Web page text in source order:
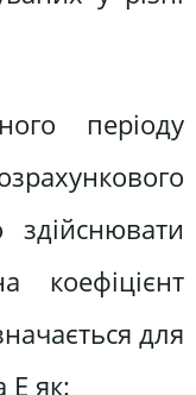
періоду
здійснювати
для
Е як: